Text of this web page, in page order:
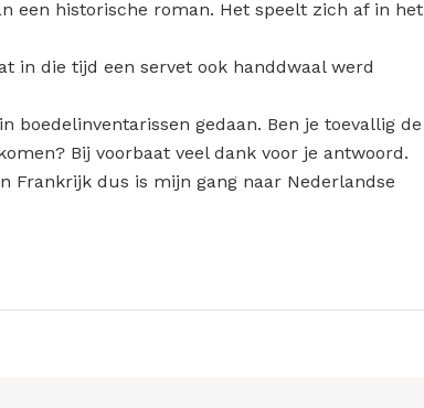
een historische roman. Het speelt zich af in het
in die tijd een servet ook handdwaal werd
boedelinventarissen gedaan. Ben je toevallig de
Bij voorbaat veel dank voor je antwoord.
Frankrijk dus is mijn gang naar Nederlandse